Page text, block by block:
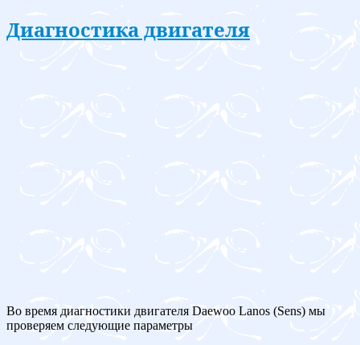
Диагностика двигателя
Во время диагностики двигателя Daewoo Lanos (Sens) мы
проверяем следующие параметры